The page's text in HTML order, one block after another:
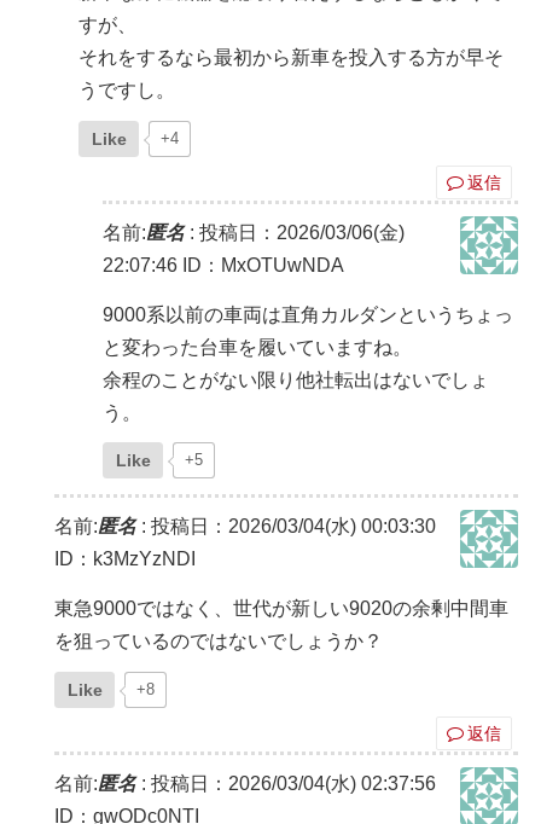
すが、
それをするなら最初から新車を投入する方が早そ
うですし。
Like +4
返信
名前:匿名: 投稿日：2026/03/06(金)
22:07:46 ID：MxOTUwNDA
9000系以前の車両は直角カルダンというちょっ
と変わった台車を履いていますね。
余程のことがない限り他社転出はないでしょ
う。
Like +5
名前:匿名: 投稿日：2026/03/04(水) 00:03:30
ID：k3MzYzNDI
東急9000ではなく、世代が新しい9020の余剰中間車
を狙っているのではないでしょうか？
Like +8
返信
名前:匿名: 投稿日：2026/03/04(水) 02:37:56
ID：gwODc0NTI